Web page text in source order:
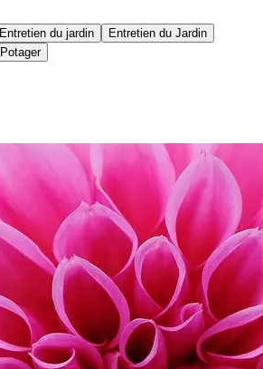
Entretien du jardin
Entretien du Jardin
Potager